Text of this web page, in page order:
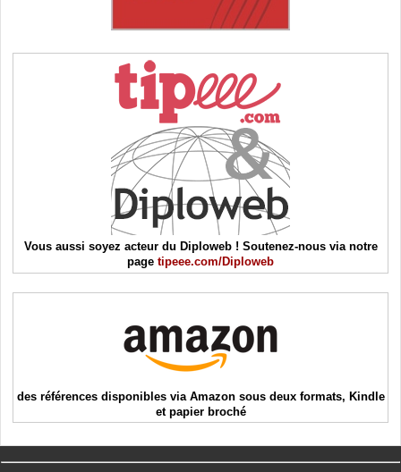
Vous aussi soyez acteur du Diploweb ! Soutenez-nous via notre
page tipeee.com/Diploweb
des références disponibles via Amazon sous deux formats, Kindle
et papier broché